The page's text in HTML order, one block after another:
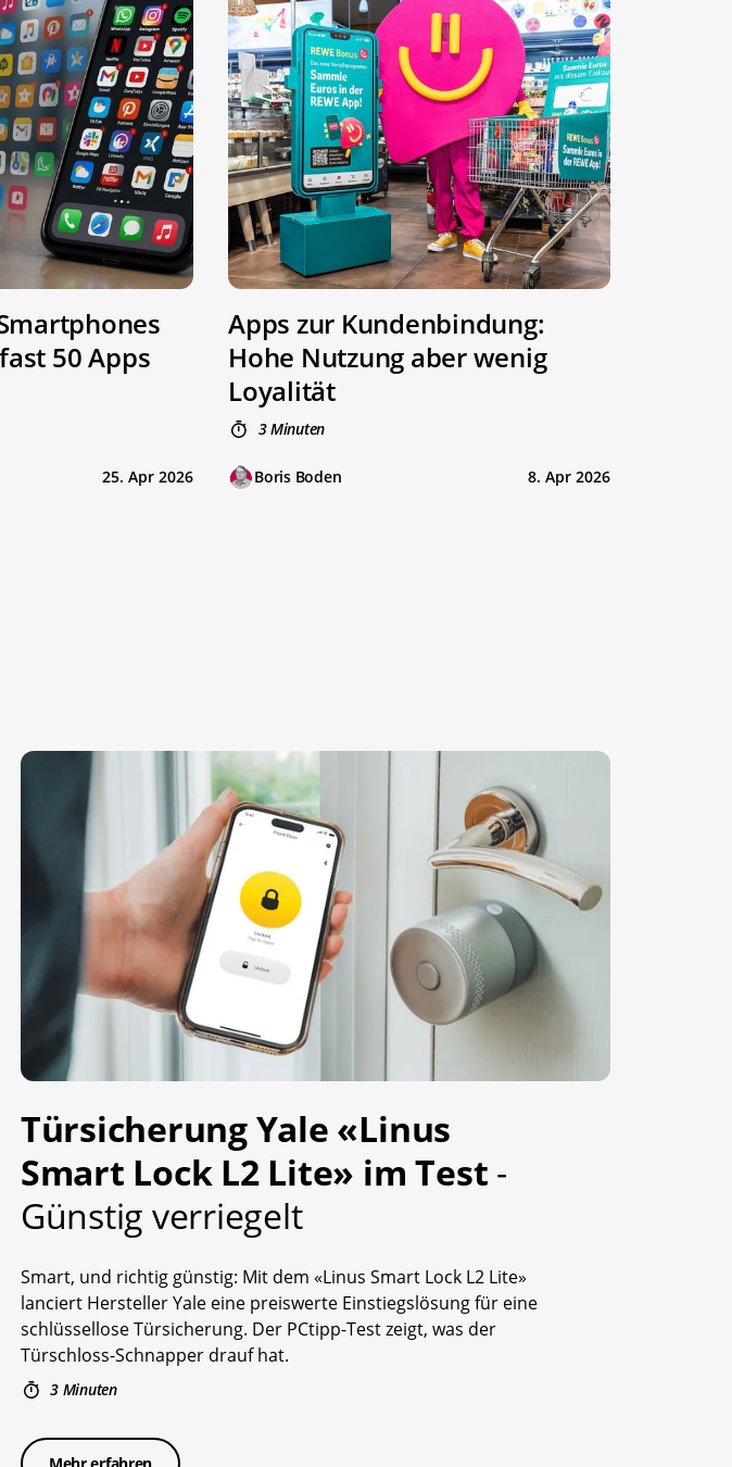
50 Apps
25. Apr 2026
Apps zur Kundenbindung:
Hohe Nutzung aber wenig
Loyalität
3 Minuten
Boris Boden 8. Apr 2026
Türsicherung Yale «Linus
Smart Lock L2 Lite» im Test -
Günstig verriegelt
Smart, und richtig günstig: Mit dem «Linus Smart Lock L2 Lite»
lanciert Hersteller Yale eine preiswerte Einstiegslösung für eine
schlüssellose Türsicherung. Der PCtipp-Test zeigt, was der
Türschloss-Schnapper drauf hat.
3 Minuten